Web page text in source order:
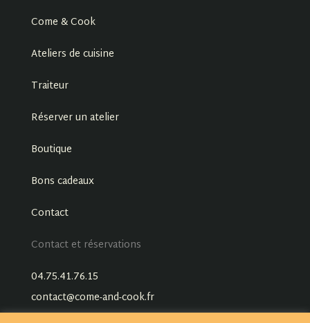
Come & Cook
Ateliers de cuisine
Traiteur
Réserver un atelier
Boutique
Bons cadeaux
Contact
Contact et réservations
04.75.41.76.15
contact@come-and-cook.fr